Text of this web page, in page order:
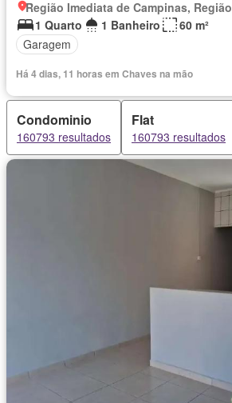
1 Quarto
1 Banheiro
60 m²
Garagem
Há 4 dias, 11 horas em Chaves na mão
Condominio
160793 resultados
Flat
160793 resultados